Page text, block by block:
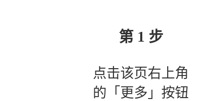
第 1 步
点击该页右上角
的「更多」按钮